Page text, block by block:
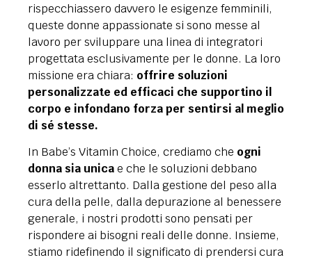
rispecchiassero davvero le esigenze femminili,
queste donne appassionate si sono messe al
lavoro per sviluppare una linea di integratori
progettata esclusivamente per le donne. La loro
missione era chiara: offrire soluzioni
personalizzate ed efficaci che supportino il
corpo e infondano forza per sentirsi al meglio
di sé stesse.
In Babe’s Vitamin Choice, crediamo che ogni
donna sia unicae che le soluzioni debbano
esserlo altrettanto. Dalla gestione del peso alla
cura della pelle, dalla depurazione al benessere
generale, i nostri prodotti sono pensati per
rispondere ai bisogni reali delle donne. Insieme,
stiamo ridefinendo il significato di prendersi cura